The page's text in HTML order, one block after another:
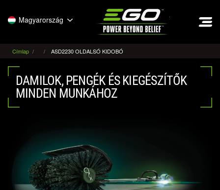
Magyarország
Címlap ASD2230 OLDALSÓ KIDOBÓ
DAMILOK, PENGÉK ÉS KIEGÉSZÍTŐK
MINDEN MUNKÁHOZ